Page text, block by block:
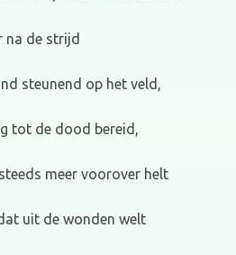
na de strijd
steunend op het veld,
tot de dood bereid,
meer voorover helt
uit de wonden welt